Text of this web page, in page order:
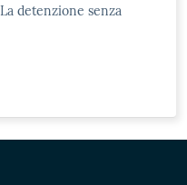
detenzione senza